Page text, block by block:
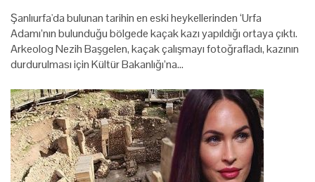
Şanlıurfa'da bulunan tarihin en eski heykellerinden ‘Urfa
Adamı’nın bulunduğu bölgede kaçak kazı yapıldığı ortaya çıktı.
Arkeolog Nezih Başgelen, kaçak çalışmayı fotoğrafladı, kazının
durdurulması için Kültür Bakanlığı’na…